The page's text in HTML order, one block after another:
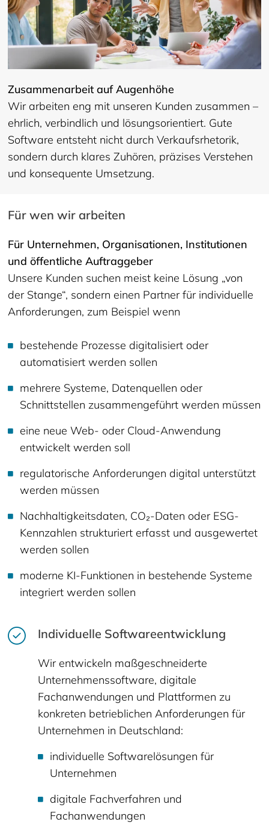
Zusammenarbeit auf Augenhöhe
Wir arbeiten eng mit unseren Kunden zusammen –
ehrlich, verbindlich und lösungsorientiert. Gute
Software entsteht nicht durch Verkaufsrhetorik,
sondern durch klares Zuhören, präzises Verstehen
und konsequente Umsetzung.
Für wen wir arbeiten
Für Unternehmen, Organisationen, Institutionen
und öffentliche Auftraggeber
Unsere Kunden suchen meist keine Lösung „von
der Stange“, sondern einen Partner für individuelle
Anforderungen, zum Beispiel wenn
bestehende Prozesse digitalisiert oder
automatisiert werden sollen
mehrere Systeme, Datenquellen oder
Schnittstellen zusammengeführt werden müssen
eine neue Web- oder Cloud-Anwendung
entwickelt werden soll
regulatorische Anforderungen digital unterstützt
werden müssen
Nachhaltigkeitsdaten, CO₂-Daten oder ESG-
Kennzahlen strukturiert erfasst und ausgewertet
werden sollen
moderne KI-Funktionen in bestehende Systeme
integriert werden sollen
Individuelle Softwareentwicklung
Wir entwickeln maßgeschneiderte
Unternehmenssoftware, digitale
Fachanwendungen und Plattformen zu
konkreten betrieblichen Anforderungen für
Unternehmen in Deutschland:
individuelle Softwarelösungen für
Unternehmen
digitale Fachverfahren und
Fachanwendungen